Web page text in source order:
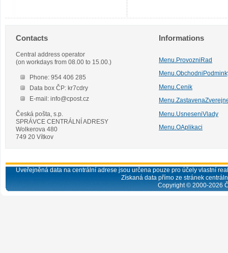
Contacts
Central address operator
(on workdays from 08.00 to 15.00.)
Phone: 954 406 285
Data box ČP: kr7cdry
E-mail: info@cpost.cz
Česká pošta, s.p.
SPRÁVCE CENTRÁLNÍ ADRESY
Wolkerova 480
749 20 Vítkov
Informations
Menu.ProvozniRad
Menu.Cenik
Menu.UsneseniVlady
Menu.OAplikaci
Uveřejněná data na centrální adrese jsou určena pouze pro účely vlastní
Získaná data přímo ze stránek
Copyright © 2000-2026